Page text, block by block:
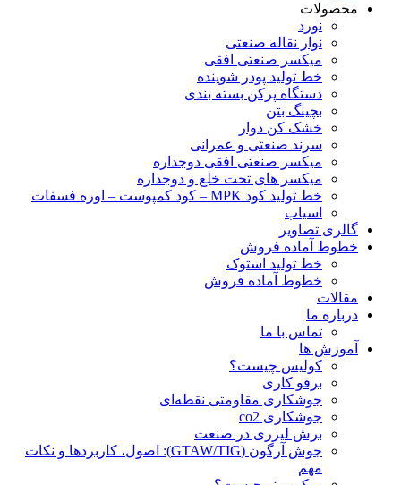
محصولات
نورد
نوار نقاله صنعتی
ميكسر صنعتی افقی
خط تولید پودر شوينده
دستگاه پرکن بسته بندی
بچينگ بتن
خشک کن دوار
سرند صنعتی و عمرانی
میکسر صنعتی افقی دوجداره
میکسر های تحت خلع و دوجداره
خط تولید کود MPK – کود کمپوست – اوره فسفات
اسیاب
گالری تصاویر
خطوط آماده فروش
خط تولید استوک
خطوط آماده فروش
مقالات
درباره ما
تماس با ما
آموزش ها
کولیس چیست؟
برقو کاری
جوشکاری مقاومتی نقطه‌ای
جوشکاری co2
برش لیزری در صنعت
جوش آرگون (GTAW/TIG): اصول، کاربردها و نکات
مهم